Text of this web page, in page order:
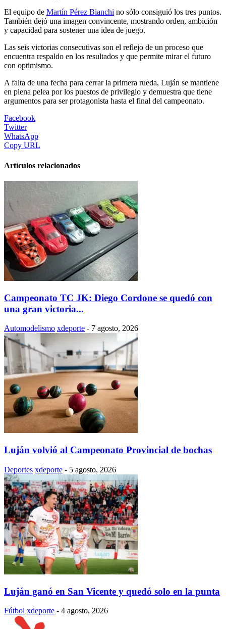
El equipo de Martín Pérez Bianchi no sólo consiguió los tres puntos.
También dejó una imagen convincente, mostrando orden, ambición
y capacidad para sostener una idea de juego.
Las seis victorias consecutivas son el reflejo de un proceso que
encuentra respaldo en los resultados y que permite mirar el futuro
con optimismo.
A falta de una fecha para cerrar la primera rueda, Luján se mantiene
en plena pelea por los puestos de privilegio y demuestra que tiene
argumentos para ser protagonista hasta el final del campeonato.
Facebook
Twitter
WhatsApp
Copy URL
Artículos relacionados
Campeonato TC JK: Diego Cordone se quedó con
una gran victoria...
Automodelismo xdeporte - 7 agosto, 2026
Luján volvió al Campeonato Provincial de bochas
Deportes xdeporte - 5 agosto, 2026
Luján ganó en San Vicente y quedó solo en la punta
Fútbol xdeporte - 4 agosto, 2026